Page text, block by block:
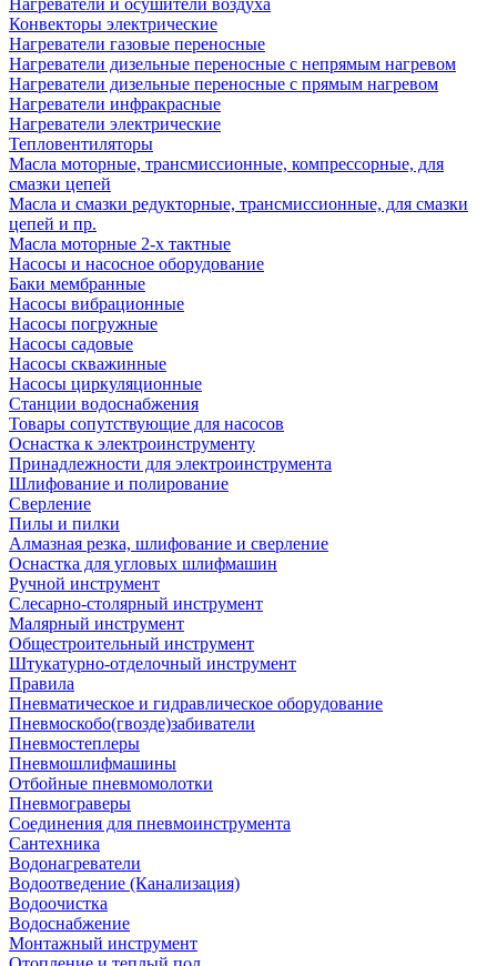
Нагреватели и осушители воздуха
Конвекторы электрические
Нагреватели газовые переносные
Нагреватели дизельные переносные с непрямым нагревом
Нагреватели дизельные переносные с прямым нагревом
Нагреватели инфракрасные
Нагреватели электрические
Тепловентиляторы
Масла моторные, трансмиссионные, компрессорные, для
смазки цепей
Масла и смазки редукторные, трансмиссионные, для смазки
цепей и пр.
Масла моторные 2-х тактные
Насосы и насосное оборудование
Баки мембранные
Насосы вибрационные
Насосы погружные
Насосы садовые
Насосы скважинные
Насосы циркуляционные
Станции водоснабжения
Товары сопутствующие для насосов
Оснастка к электроинструменту
Принадлежности для электроинструмента
Шлифование и полирование
Сверление
Пилы и пилки
Алмазная резка, шлифование и сверление
Оснастка для угловых шлифмашин
Ручной инструмент
Слесарно-столярный инструмент
Малярный инструмент
Общестроительный инструмент
Штукатурно-отделочный инструмент
Правила
Пневматическое и гидравлическое оборудование
Пневмоскобо(гвозде)забиватели
Пневмостеплеры
Пневмошлифмашины
Отбойные пневмомолотки
Пневмограверы
Соединения для пневмоинструмента
Сантехника
Водонагреватели
Водоотведение (Канализация)
Водоочистка
Водоснабжение
Монтажный инструмент